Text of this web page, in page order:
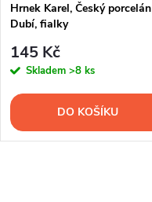
Hrnek Karel, Český porcelán
Dubí, fialky
145 Kč
Skladem >8 ks
DO KOŠÍKU